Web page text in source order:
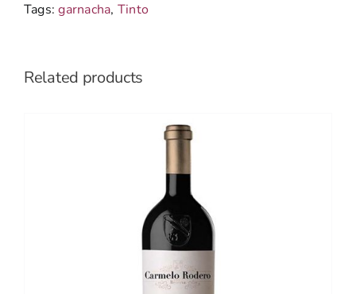
Tags:garnacha, Tinto
Related products
DETALLES